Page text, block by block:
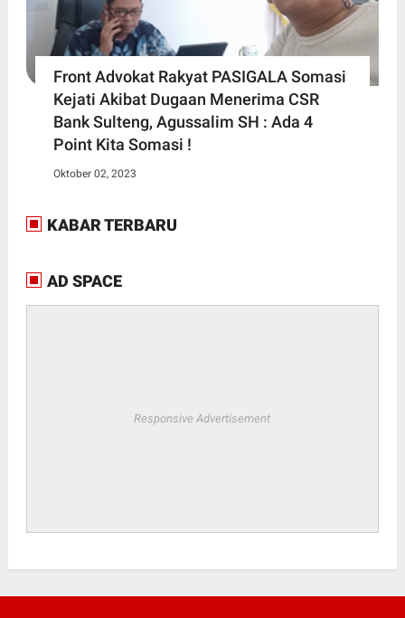
Front Advokat Rakyat PASIGALA Somasi
Kejati Akibat Dugaan Menerima CSR
Bank Sulteng, Agussalim SH : Ada 4
Point Kita Somasi !
Oktober 02, 2023
KABAR TERBARU
AD SPACE
Responsive Advertisement